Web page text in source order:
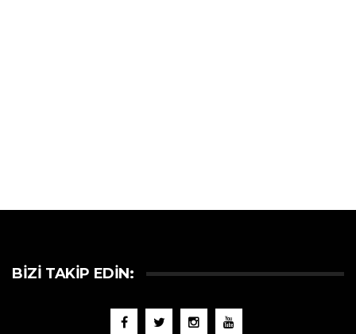
BIZI TAKIP EDIN: